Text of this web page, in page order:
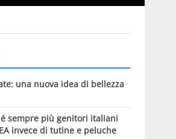
una nuova idea di bellezza
sempre più genitori italiani
invece di tutine e peluche